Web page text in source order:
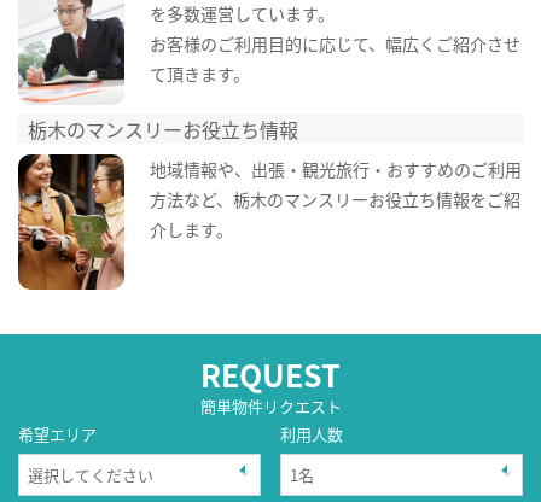
を多数運営しています。
お客様のご利用目的に応じて、幅広くご紹介させ
て頂きます。
栃木のマンスリーお役立ち情報
地域情報や、出張・観光旅行・おすすめのご利用
方法など、栃木のマンスリーお役立ち情報をご紹
介します。
REQUEST
簡単物件リクエスト
希望エリア
利用人数